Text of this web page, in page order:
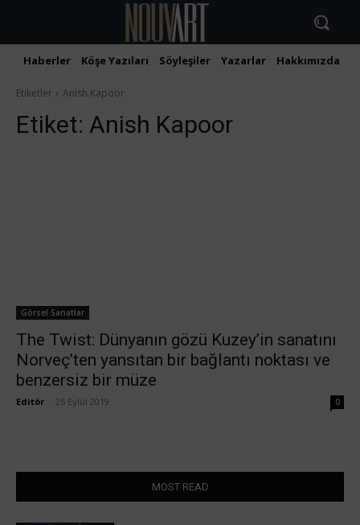
Haberler Köşe Yazıları Söyleşiler Yazarlar Hakkımızda
Etiketler Anish Kapoor
Etiket: Anish Kapoor
Görsel Sanatlar
The Twist: Dünyanın gözü Kuzey’in sanatını
Norveç’ten yansıtan bir bağlantı noktası ve
benzersiz bir müze
Editör 25 Eylül 2019 0
MOST READ